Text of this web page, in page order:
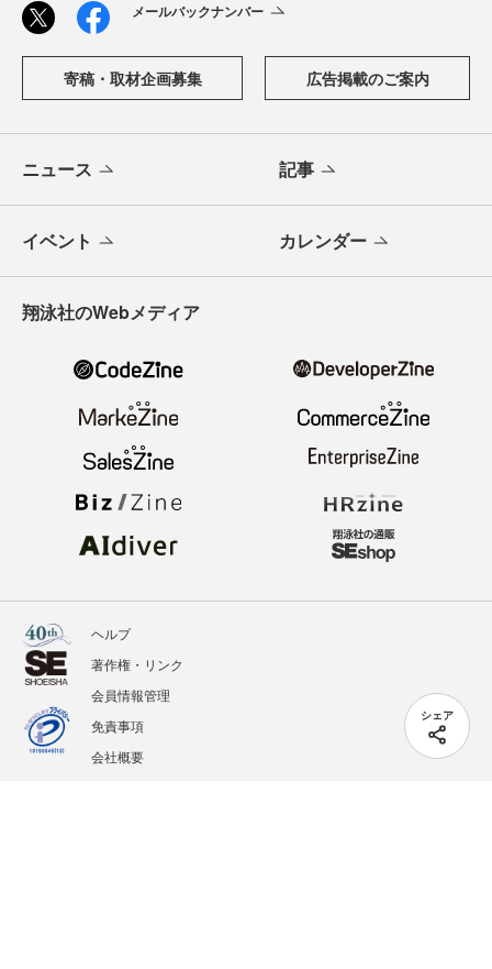
シェア
メールバックナンバー
寄稿・取材企画募集 広告掲載のご案内
ニュース 記事
イベント カレンダー
翔泳社のWebメディア
ヘルプ
著作権・リンク
会員情報管理
免責事項
会社概要